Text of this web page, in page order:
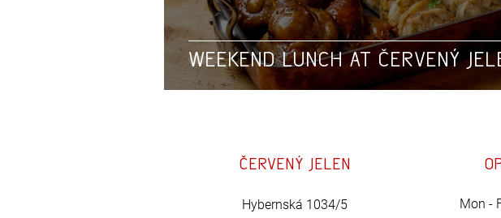
Weekend lunch at Červený
Červený jelen
Hybernská 1034/5
Mon -